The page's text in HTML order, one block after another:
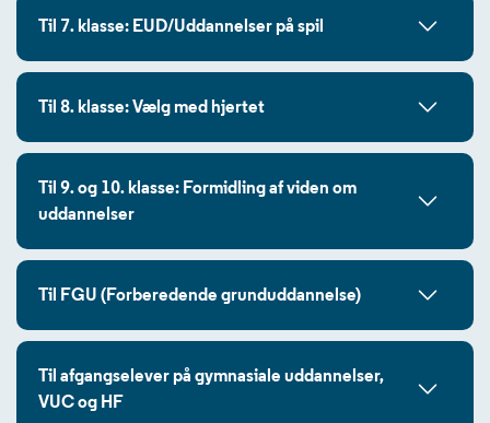
Til 7. klasse: EUD/Uddannelser på spil
Til 8. klasse: Vælg med hjertet
Til 9. og 10. klasse: Formidling af viden om
uddannelser
Til FGU (Forberedende grunduddannelse)
Til afgangselever på gymnasiale uddannelser,
VUC og HF